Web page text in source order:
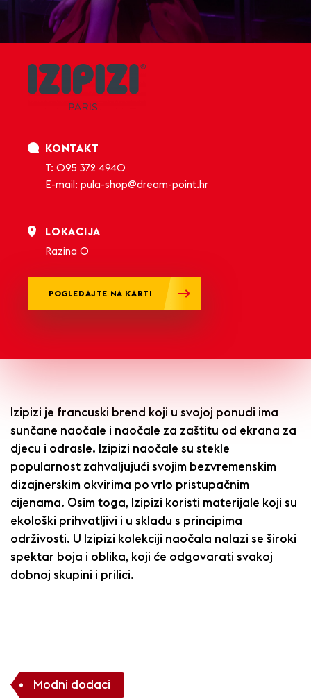
KONTAKT
T: 095 372 4940
E-mail: pula-shop@dream-point.hr
LOKACIJA
Razina 0
POGLEDAJTE NA KARTI
Izipizi je francuski brend koji u svojoj ponudi ima
sunčane naočale i naočale za zaštitu od ekrana za
djecu i odrasle. Izipizi naočale su stekle
popularnost zahvaljujući svojim bezvremenskim
dizajnerskim okvirima po vrlo pristupačnim
cijenama. Osim toga, Izipizi koristi materijale koji su
ekološki prihvatljivi i u skladu s principima
održivosti. U Izipizi kolekciji naočala nalazi se široki
spektar boja i oblika, koji će odgovarati svakoj
dobnoj skupini i prilici.
Modni dodaci